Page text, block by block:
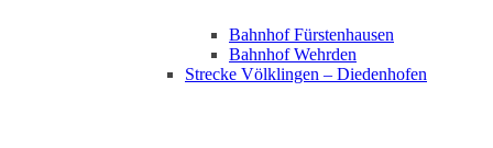
Bahnhof Fürstenhausen
Bahnhof Wehrden
Strecke Völklingen – Diedenhofen